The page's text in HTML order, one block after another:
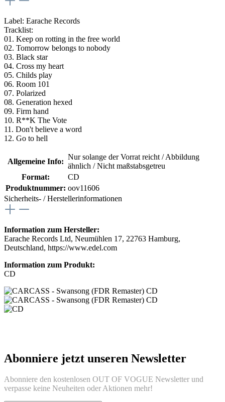
Label: Earache Records
Tracklist:
01. Keep on rotting in the free world
02. Tomorrow belongs to nobody
03. Black star
04. Cross my heart
05. Childs play
06. Room 101
07. Polarized
08. Generation hexed
09. Firm hand
10. R**K The Vote
11. Don't believe a word
12. Go to hell
Allgemeine Info:
Nur solange der Vorrat reicht / Abbildung
ähnlich / Nicht maßstabsgetreu
Format:
CD
Produktnummer: oov11606
Sicherheits- / Herstellerinformationen
Information zum Hersteller:
Earache Records Ltd, Neumühlen 17, 22763 Hamburg,
Deutschland, https://www.edel.com
Information zum Produkt:
CD
Abonniere jetzt unseren Newsletter
Abonniere den kostenlosen OUT OF VOGUE Newsletter und
verpasse keine Neuheiten oder Aktionen mehr!